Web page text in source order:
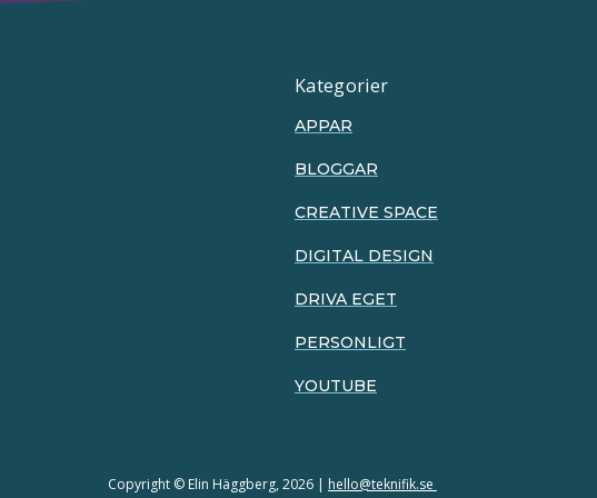
Kategorier
APPAR
BLOGGAR
CREATIVE SPACE
DIGITAL DESIGN
DRIVA EGET
PERSONLIGT
YOUTUBE
Copyright © Elin Häggberg, 2026 | hello@teknifik.se